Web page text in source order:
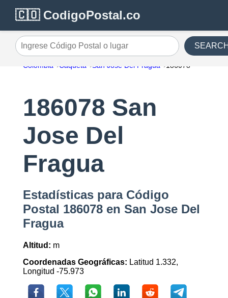
🇨🇴 CodigoPostal.co
Ingrese Código Postal o lugar
Colombia Caqueta San Jose Del Fragua 186078
186078 San
Jose Del
Fragua
Estadísticas para Código
Postal 186078 en San Jose Del
Fragua
Altitud: m
Coordenadas Geográficas: Latitud 1.332,
Longitud -75.973